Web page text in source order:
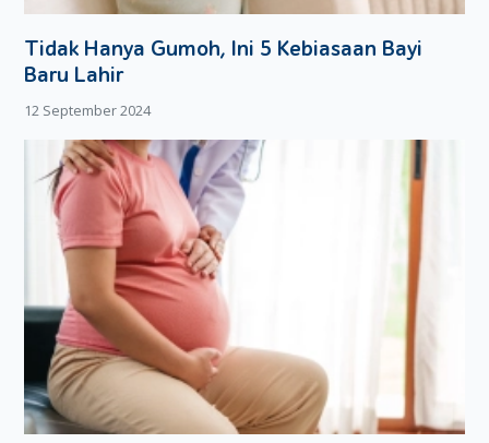
Tidak Hanya Gumoh, Ini 5 Kebiasaan Bayi
Baru Lahir
12 September 2024